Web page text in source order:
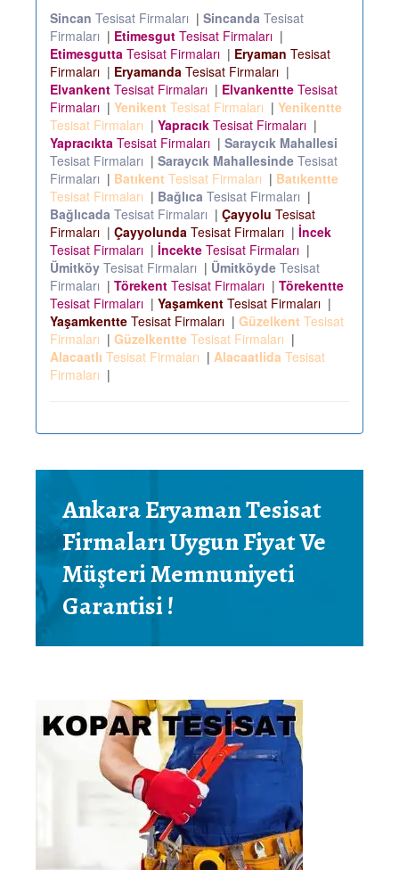
Sincan Tesisat Firmaları | Sincanda Tesisat
Firmaları | Etimesgut Tesisat Firmaları |
Etimesgutta Tesisat Firmaları | Eryaman Tesisat
Firmaları | Eryamanda Tesisat Firmaları |
Elvankent Tesisat Firmaları | Elvankentte Tesisat
Firmaları | Yenikent Tesisat Firmaları | Yenikentte
Tesisat Firmaları | Yapracık Tesisat Firmaları |
Yapracıkta Tesisat Firmaları | Saraycık Mahallesi
Tesisat Firmaları | Saraycık Mahallesinde Tesisat
Firmaları | Batıkent Tesisat Firmaları | Batıkentte
Tesisat Firmaları | Bağlıca Tesisat Firmaları |
Bağlıcada Tesisat Firmaları | Çayyolu Tesisat
Firmaları | Çayyolunda Tesisat Firmaları | İncek
Tesisat Firmaları | İncekte Tesisat Firmaları |
Ümitköy Tesisat Firmaları | Ümitköyde Tesisat
Firmaları | Törekent Tesisat Firmaları | Törekentte
Tesisat Firmaları | Yaşamkent Tesisat Firmaları |
Yaşamkentte Tesisat Firmaları | Güzelkent Tesisat
Firmaları | Güzelkentte Tesisat Firmaları |
Alacaatlı Tesisat Firmaları | Alacaatlida Tesisat
Firmaları |
Ankara Eryaman Tesisat
Firmaları Uygun Fiyat Ve
Müşteri Memnuniyeti
Garantisi !